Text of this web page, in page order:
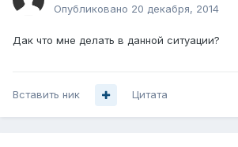
Опубликовано 20 декабря, 2014
Дак что мне делать в данной ситуации?
Вставить ник Цитата